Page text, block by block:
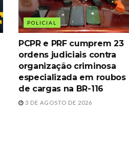
POLICIAL
PCPR e PRF cumprem 23
ordens judiciais contra
organização criminosa
especializada em roubos
de cargas na BR-116
3 DE AGOSTO DE 2026